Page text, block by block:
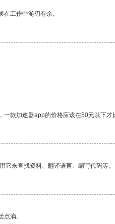
工作中游刃有余。
款加速器app的价格应该在50元以下才
来查找资料、翻译语言、编写代码等。
滴。